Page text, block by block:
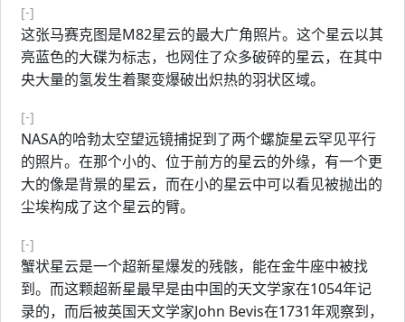
[-]
这张马赛克图是M82星云的最大广角照片。这个星云以其
亮蓝色的大碟为标志，也网住了众多破碎的星云，在其中
央大量的氢发生着聚变爆破出炽热的羽状区域。
[-]
NASA的哈勃太空望远镜捕捉到了两个螺旋星云罕见平行
的照片。在那个小的、位于前方的星云的外缘，有一个更
大的像是背景的星云，而在小的星云中可以看见被抛出的
尘埃构成了这个星云的臂。
[-]
蟹状星云是一个超新星爆发的残骸，能在金牛座中被找
到。而这颗超新星最早是由中国的天文学家在1054年记
录的，而后被英国天文学家John Bevis在1731年观察到，